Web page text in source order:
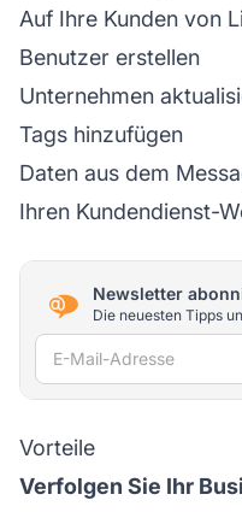
Auf Ihre Kunden von
Benutzer erstellen
Unternehmen
Tags hinzufügen
Daten aus dem
Ihren Kundendienst-
Newsletter
Die neuesten Tipps
E-Mail-Adresse
Vorteile
Verfolgen Sie Ihr